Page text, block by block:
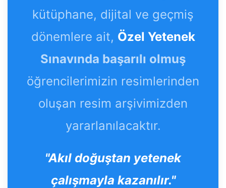
kütüphane, dijital ve geçmiş
dönemlere ait, Özel Yetenek
Sınavında başarılı olmuş
öğrencilerimizin resimlerinden
oluşan resim arşivimizden
yararlanılacaktır.
"Akıl doğuştan yetenek
çalışmayla kazanılır."